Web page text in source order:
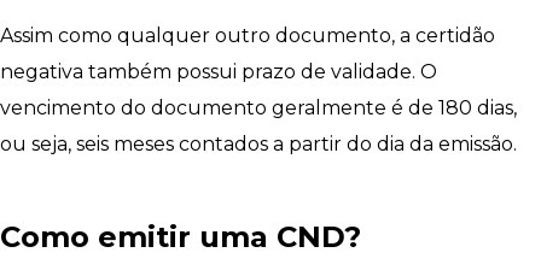
Assim como qualquer outro documento, a certidão
negativa também possui prazo de validade. O
vencimento do documento geralmente é de 180 dias,
ou seja, seis meses contados a partir do dia da emissão.
Como emitir uma CND?